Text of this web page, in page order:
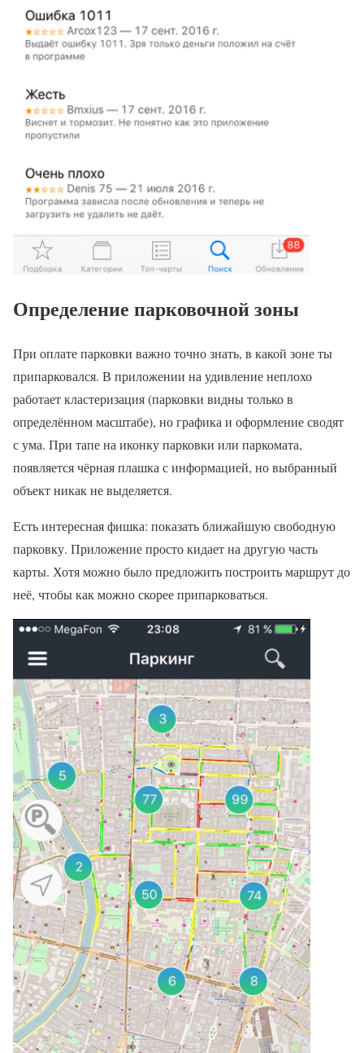
Определение парковочной зоны
При оплате парковки важно точно знать, в какой зоне ты
припарковался. В приложении на удивление неплохо
работает кластеризация (парковки видны только в
определённом масштабе), но графика и оформление сводят
с ума. При тапе на иконку парковки или паркомата,
появляется чёрная плашка с информацией, но выбранный
объект никак не выделяется.
Есть интересная фишка: показать ближайшую свободную
парковку. Приложение просто кидает на другую часть
карты. Хотя можно было предложить построить маршрут до
неё, чтобы как можно скорее припарковаться.